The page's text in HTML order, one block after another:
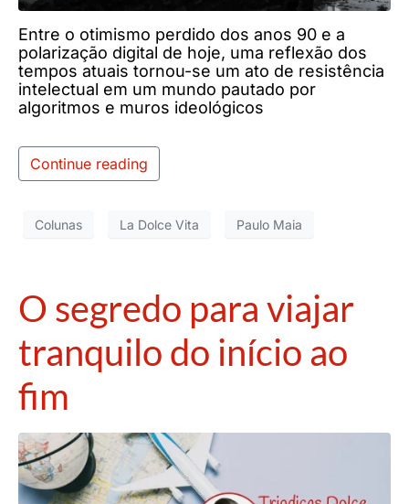
Entre o otimismo perdido dos anos 90 e a
polarização digital de hoje, uma reflexão dos
tempos atuais tornou-se um ato de resistência
intelectual em um mundo pautado por
algoritmos e muros ideológicos
Continue reading
Colunas La Dolce Vita Paulo Maia
O segredo para viajar
tranquilo do início ao
fim